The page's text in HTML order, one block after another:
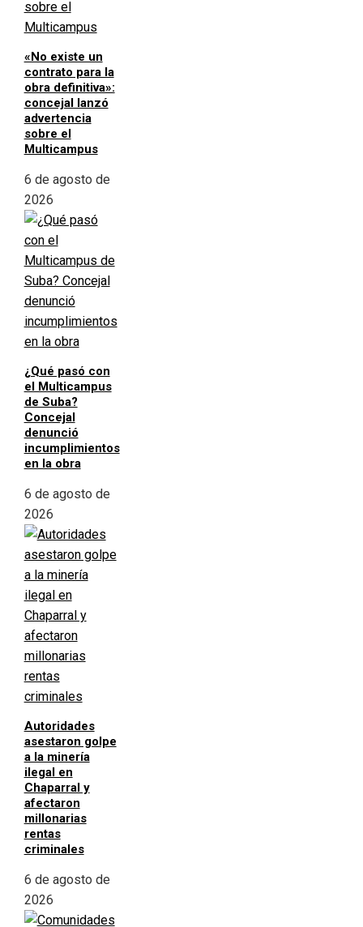
«No existe un
contrato para la
obra definitiva»:
concejal lanzó
advertencia
sobre el
Multicampus
6 de agosto de
2026
¿Qué pasó con
el Multicampus
de Suba?
Concejal
denunció
incumplimientos
en la obra
6 de agosto de
2026
Autoridades
asestaron golpe
a la minería
ilegal en
Chaparral y
afectaron
millonarias
rentas
criminales
6 de agosto de
2026